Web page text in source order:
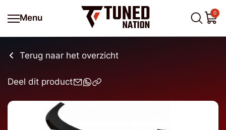
Menu
0
Terug naar het overzicht
Deel dit product